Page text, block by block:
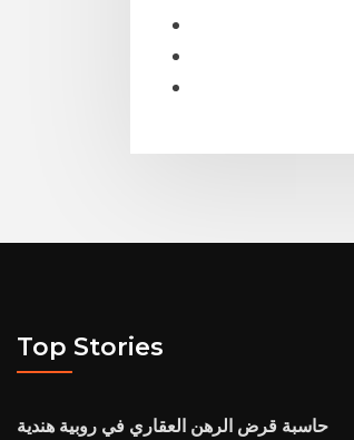
Top Stories
حاسبة قرض الرهن العقاري في روبية هندية